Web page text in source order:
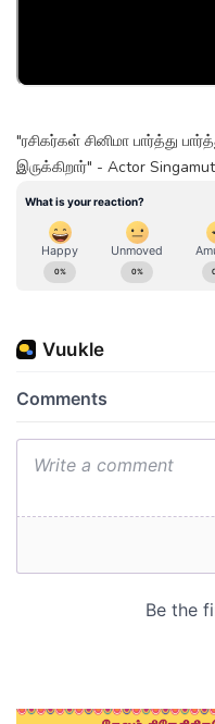
"ரசிகர்கள் சினிமா பார்த்து
இருக்கிறார்" - Actor